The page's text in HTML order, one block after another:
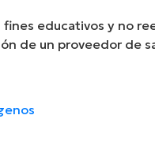
educativos y no
de un proveedor de